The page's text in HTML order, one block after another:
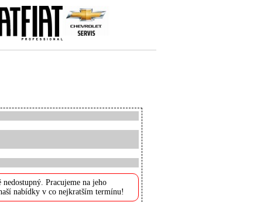
nedostupný. Pracujeme na jeho
nabídky v co nejkratším termínu!